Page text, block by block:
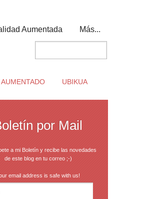
Aumentada Más...
UBIKUA
por Mail
a mi Boletín y recibe las novedades
de este blog en tu correo ;-)
email address is safe with us!